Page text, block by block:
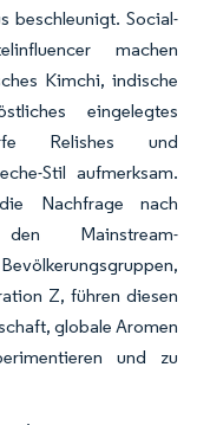
beschleunigt. Social-
machen
Kimchi, indische
eingelegtes
Relishes und
Stil aufmerksam.
Nachfrage nach
Mainstream-
Z, führen diesen
globale Aromen
und zu